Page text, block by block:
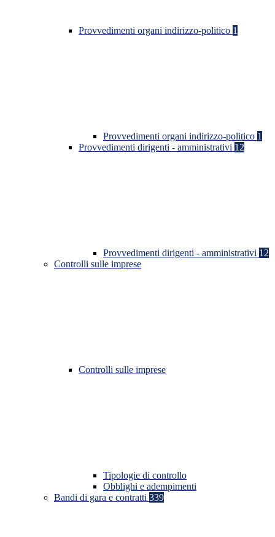
Provvedimenti organi indirizzo-politico 1
Provvedimenti organi indirizzo-politico 1
Provvedimenti dirigenti - amministrativi 12
Provvedimenti dirigenti - amministrativi 12
Controlli sulle imprese
Controlli sulle imprese
Tipologie di controllo
Obblighi e adempimenti
Bandi di gara e contratti 339